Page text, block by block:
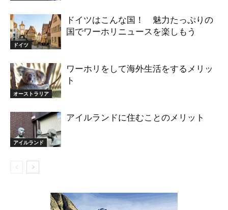
ドイツ
ドイツはこんな国！ 魅力たっぷりの
国でワーホリニュースを楽しもう
オーストラリア
ワーホリをして海外生活をするメリッ
ト
アイルランド
アイルランドに住むことのメリット